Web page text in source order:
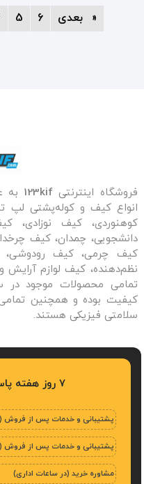
page
5 page
6 page
فروشگاه اینترنتی 123kif به
انواع کیف و کوله‌پشتی لپ
کوهنوردی، کیف نوزادی،
دانشجویی، چمدان، کیف
کیف چرمی، کیف رودوشی،
نظم‌دهنده، کیف لوازم آرایش
تمامی محصولات موجود در
کیفیت بوده و همچنین تمامی
سلامتی فیزیکی هستند.
7 روز هفته پاسخگوی شما هستیم
پشتیبانی و خدمات پس از فروش
پشتیبانی و خدمات پس از فروش
مشاوره خرید (در ساعات اداری)